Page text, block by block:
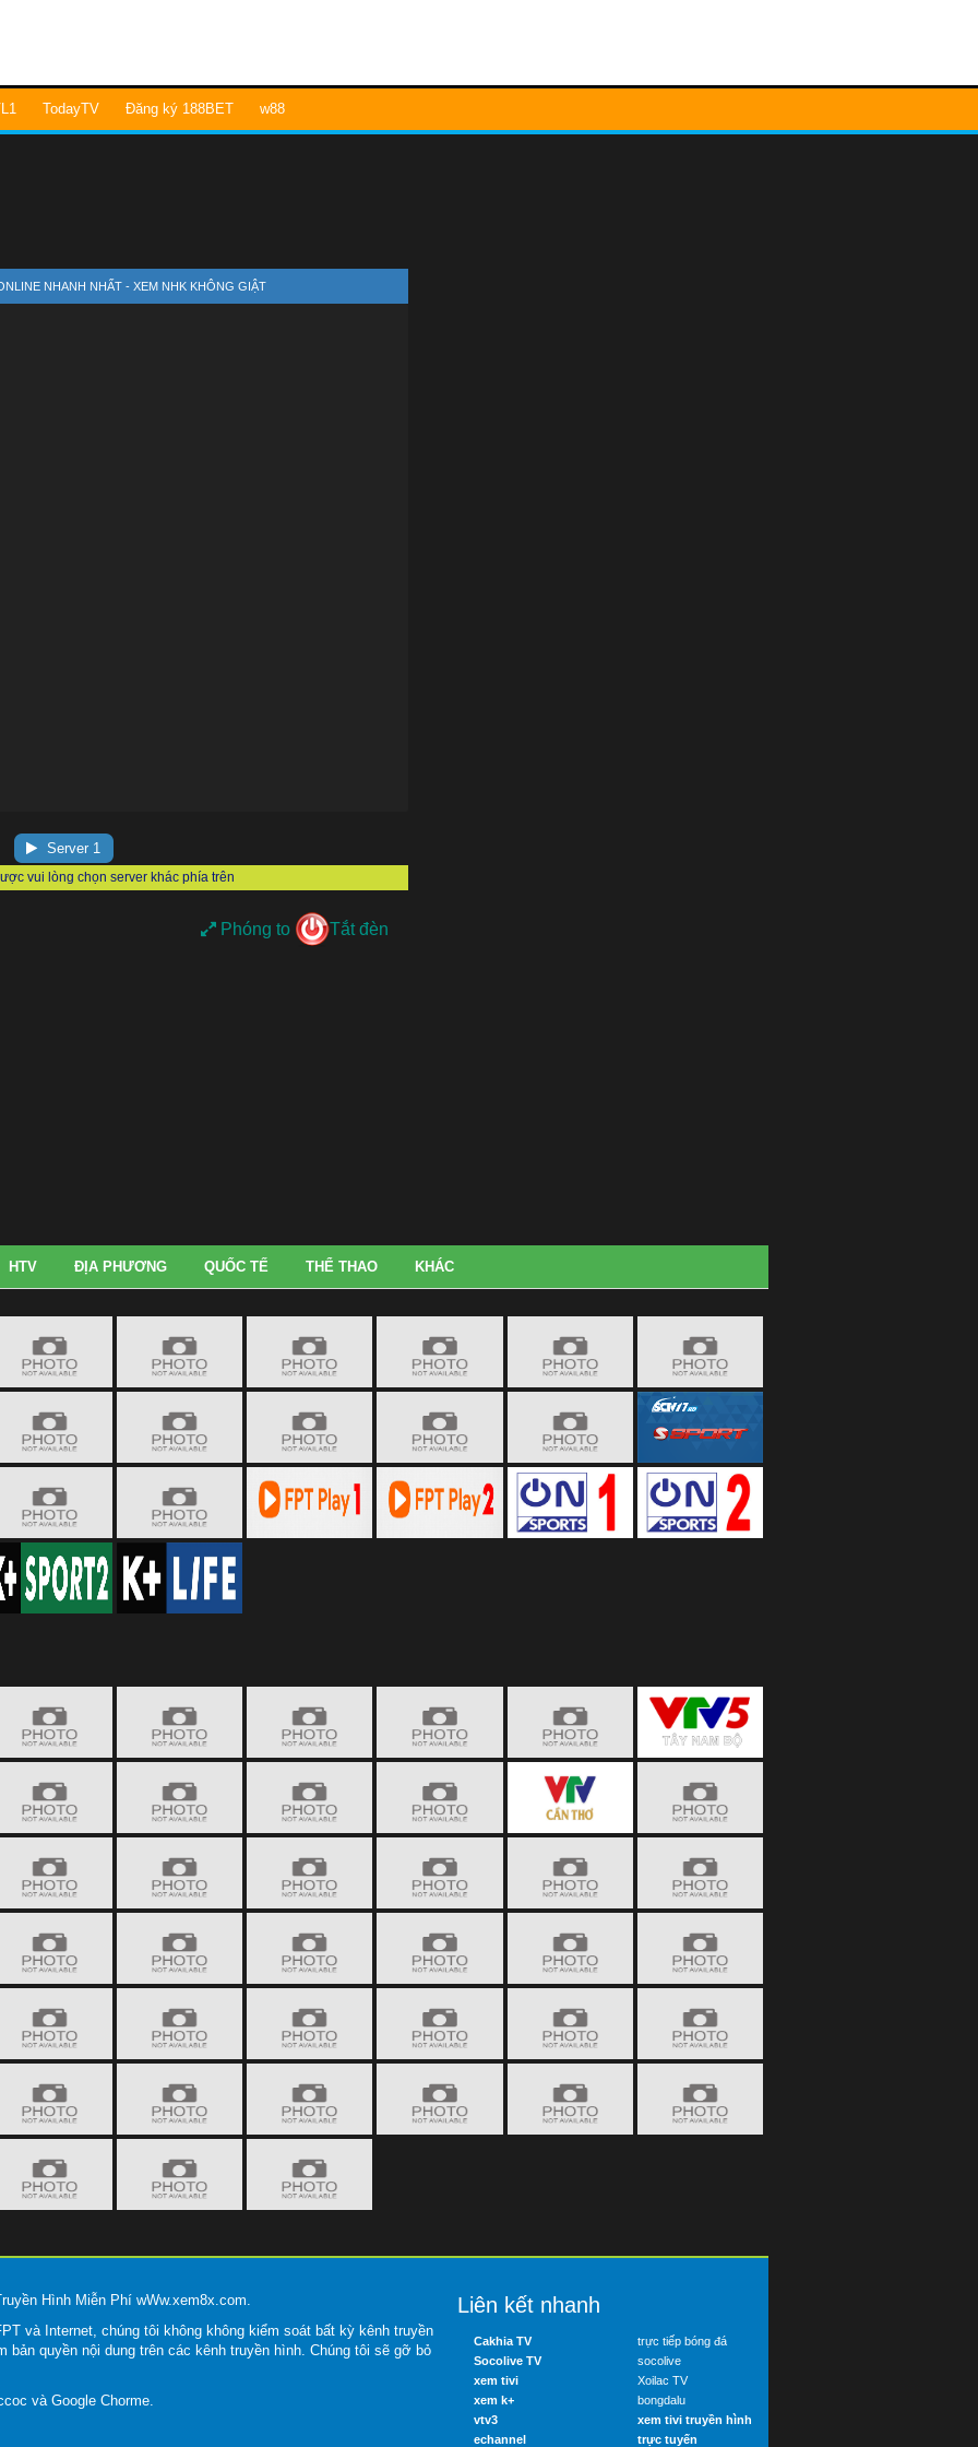
TodayTV Đăng ký 188BET w88
NHANH NHẤT - XEM NHK KHÔNG GIẬT
Server 1
Phóng to Tắt đèn
HTV ĐỊA PHƯƠNG QUỐC TẾ THỂ THAO KHÁC
Hình Miễn Phí wWw.xem8x.com.
và Internet, chúng tôi không không kiểm soát bất kỳ kênh truyền
bản quyền nội dung trên các kênh truyền hình. Chúng tôi sẽ gỡ bỏ
và Google Chorme.
Liên kết nhanh
Cakhia TV
Socolive TV
xem tivi
xem k+
vtv3
echannel
trực tiếp bóng đá
socolive
Xoilac TV
bongdalu
xem tivi truyền hình
trực tuyến